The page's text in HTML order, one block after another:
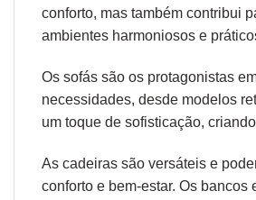
conforto, mas também contribui
ambientes harmoniosos e
Os sofás são os protagonistas
necessidades, desde modelos
um toque de sofisticação,
As cadeiras são versáteis e
conforto e bem-estar. Os